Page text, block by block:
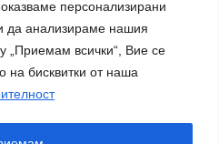
персонализирани
да анализираме нашия
„Приемам всички“, Вие се
на бисквитки от наша
организация и